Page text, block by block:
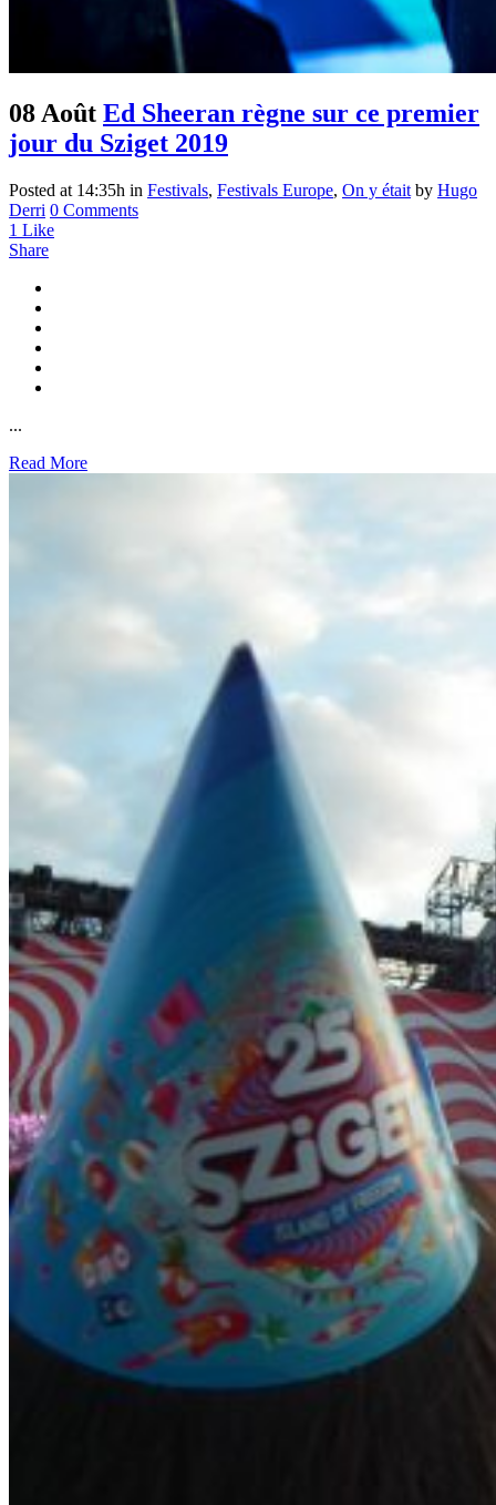
08 Août Ed Sheeran règne sur ce premier
jour du Sziget 2019
Posted at 14:35h in Festivals, Festivals Europe, On y était by Hugo
Derri 0 Comments
1 Like
Share
...
Read More